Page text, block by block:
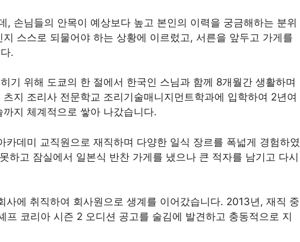
, 손님들의 안목이 예상보다 높고 본인의 이력을 궁금해하는 분위
스스로 되물어야 하는 상황에 이르렀고, 서른을 앞두고 가게를
.
기 위해 도쿄의 한 절에서 한국인 스님과 함께 8개월간 생활하며
지 조리사 전문학교 조리기술매니지먼트학과에 입학하여 2년여
지 체계적으로 쌓아 나갔습니다.
카데미 교직원으로 재직하며 다양한 일식 장르를 폭넓게 경험하였
하고 잠실에서 일본식 반찬 가게를 냈으나 큰 적자를 남기고 다시
사에 취직하여 회사원으로 생계를 이어갔습니다. 2013년, 재직 중
프 코리아 시즌 2 오디션 공고를 술김에 발견하고 충동적으로 지